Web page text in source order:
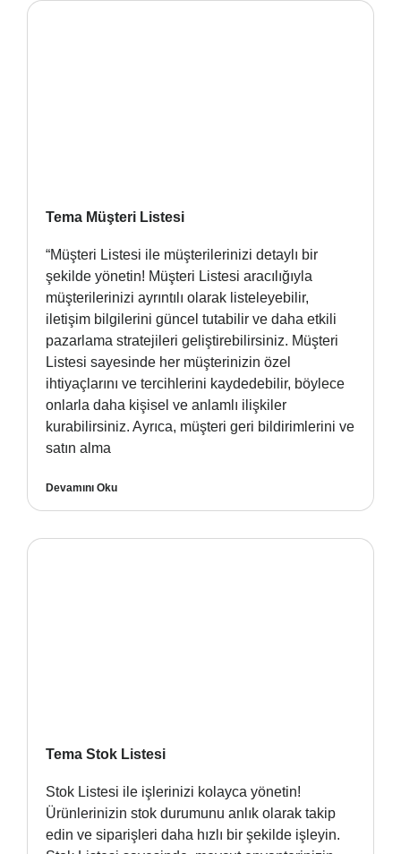
Tema Müşteri Listesi
“Müşteri Listesi ile müşterilerinizi detaylı bir
şekilde yönetin! Müşteri Listesi aracılığıyla
müşterilerinizi ayrıntılı olarak listeleyebilir,
iletişim bilgilerini güncel tutabilir ve daha etkili
pazarlama stratejileri geliştirebilirsiniz. Müşteri
Listesi sayesinde her müşterinizin özel
ihtiyaçlarını ve tercihlerini kaydedebilir, böylece
onlarla daha kişisel ve anlamlı ilişkiler
kurabilirsiniz. Ayrıca, müşteri geri bildirimlerini ve
satın alma
Devamını Oku
Tema Stok Listesi
Stok Listesi ile işlerinizi kolayca yönetin!
Ürünlerinizin stok durumunu anlık olarak takip
edin ve siparişleri daha hızlı bir şekilde işleyin.